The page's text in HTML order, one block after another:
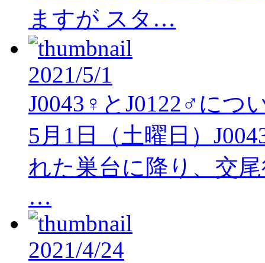
ますが スタ…
2021/5/1
J0043♀とJ0122♂につ
5月1日（土曜日）
れた巣台に降り、交
…
2021/4/24